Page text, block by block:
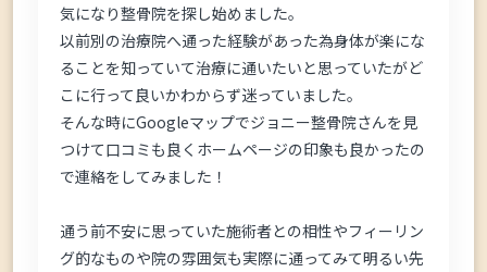
気になり整骨院を探し始めました。
以前別の治療院へ通った経験があった為身体が楽にな
ることを知っていて治療に通いたいと思っていたがど
こに行って良いかわからず迷っていました。
そんな時にGoogleマップでジョニー整骨院さんを見
つけて口コミも良くホームページの印象も良かったの
で連絡をしてみました！
通う前不安に思っていた施術者との相性やフィーリン
グ的なものや院の雰囲気も実際に通ってみて明るい先